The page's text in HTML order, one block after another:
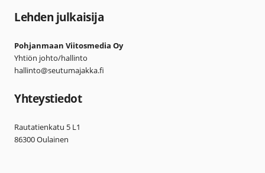
Lehden julkaisija
Pohjanmaan Viitosmedia Oy
Yhtiön johto/hallinto
hallinto@seutumajakka.fi
Yhteystiedot
Rautatienkatu 5 L1
86300 Oulainen